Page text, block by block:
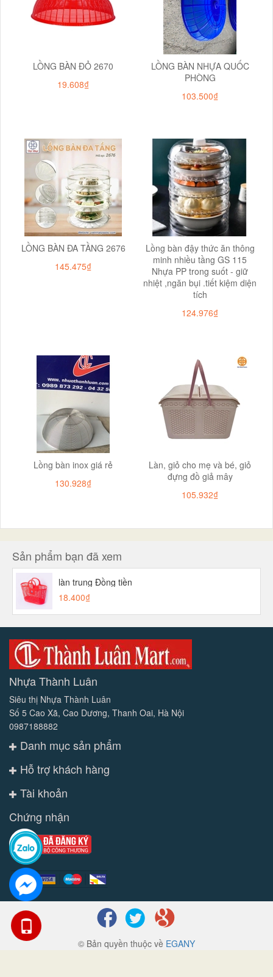
LỒNG BÀN ĐỎ 2670
19.608₫
LỒNG BÀN NHỰA QUỐC
PHÒNG
103.500₫
LỒNG BÀN ĐA TẦNG 2676
145.475₫
Lồng bàn đậy thức ăn thông
minh nhiều tầng GS 115
Nhựa PP trong suốt - giữ
nhiệt ,ngăn bụi .tiết kiệm diện
tích
124.976₫
Lồng bàn inox giá rẻ
130.928₫
Làn, giỏ cho mẹ và bé, giỏ
đựng đồ giả mây
105.932₫
Sản phẩm bạn đã xem
làn trung Đồng tiền
18.400₫
Nhựa Thành Luân
Siêu thị Nhựa Thành Luân
Số 5 Cao Xã, Cao Dương, Thanh Oai, Hà Nội
0987188882
Danh mục sản phẩm
Hỗ trợ khách hàng
Tài khoản
Chứng nhận
© Bản quyền thuộc về EGANY